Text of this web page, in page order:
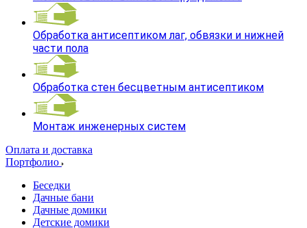
Обработка антисептиком лаг, обвязки и нижней
части пола
Обработка стен бесцветным антисептиком
Монтаж инженерных систем
Оплата и доставка
Портфолио
Беседки
Дачные бани
Дачные домики
Детские домики